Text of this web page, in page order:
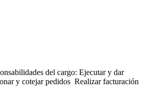
del cargo: Ejecutar y dar
y cotejar pedidos Realizar facturación